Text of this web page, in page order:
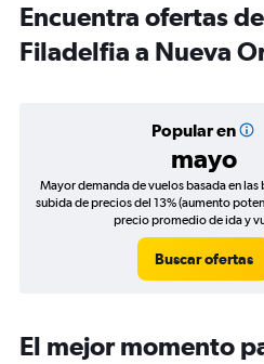
Encuentra ofertas
Filadelfia a Nueva
Popular en
mayo
Mayor demanda de vuelos basada en las
subida de precios del 13% (aumento
precio promedio de ida y
Buscar ofertas
El mejor momento